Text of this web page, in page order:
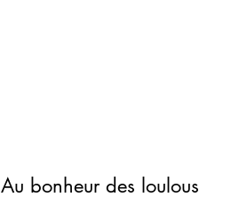
Au bonheur des loulous